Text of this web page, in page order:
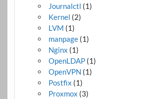
Journalctl (1)
Kernel (2)
LVM (1)
manpage (1)
Nginx (1)
OpenLDAP (1)
OpenVPN (1)
Postfix (1)
Proxmox (3)